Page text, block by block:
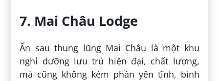
7. Mai Châu Lodge
Ẩn sau thung lũng Mai Châu là một khu
nghỉ dưỡng lưu trú hiện đại, chất lượng,
mà cũng không kém phần yên tĩnh, bình